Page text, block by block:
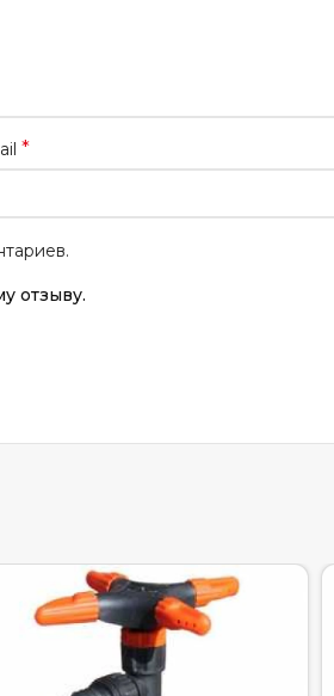
*
отзыву.